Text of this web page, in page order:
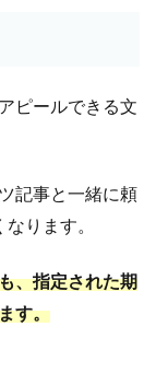
ピールできる文
記事と一緒に頼
ります。
、指定された期
す。